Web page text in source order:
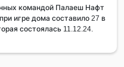
командой Палаеш Нафт
игре дома составило 27 в
состоялась 11.12.24.